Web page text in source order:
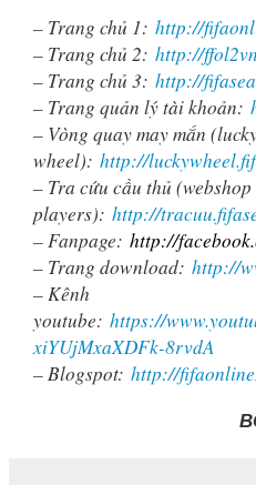
– Trang chủ 1: http://
– Trang chủ 2: http://
– Trang chủ 3: http://
– Trang quản lý tài khoản:
– Vòng quay may mắn
wheel): http://
– Tra cứu cầu thủ (webshop
players): http://
– Fanpage: http://
– Trang download: http://
– Kênh
youtube: https://
xiYUjMxaXDFk-8rvdA
– Blogspot: http://